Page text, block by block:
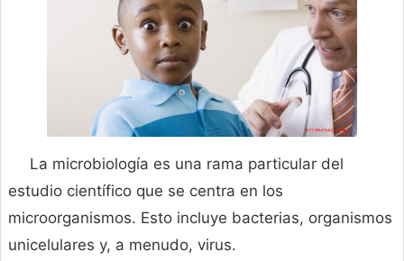
La microbiología es una rama particular del
estudio científico que se centra en los
microorganismos. Esto incluye bacterias, organismos
unicelulares y, a menudo, virus.